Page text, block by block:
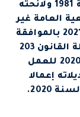
قانون شركات المساهمة رقم 159 لسنة 1981 ولائحته
العامة غير
العادية للشركة المنعقدة في 30 يونيو 2021 بالموافقة
على تحويل الشركة من العمل تحت مظلة القانون 203
لسنة 1991 المعدل بالقانون 185 لسنة 2020 للعمل
159 لسنة 1981 وتعديلاته إعمالا